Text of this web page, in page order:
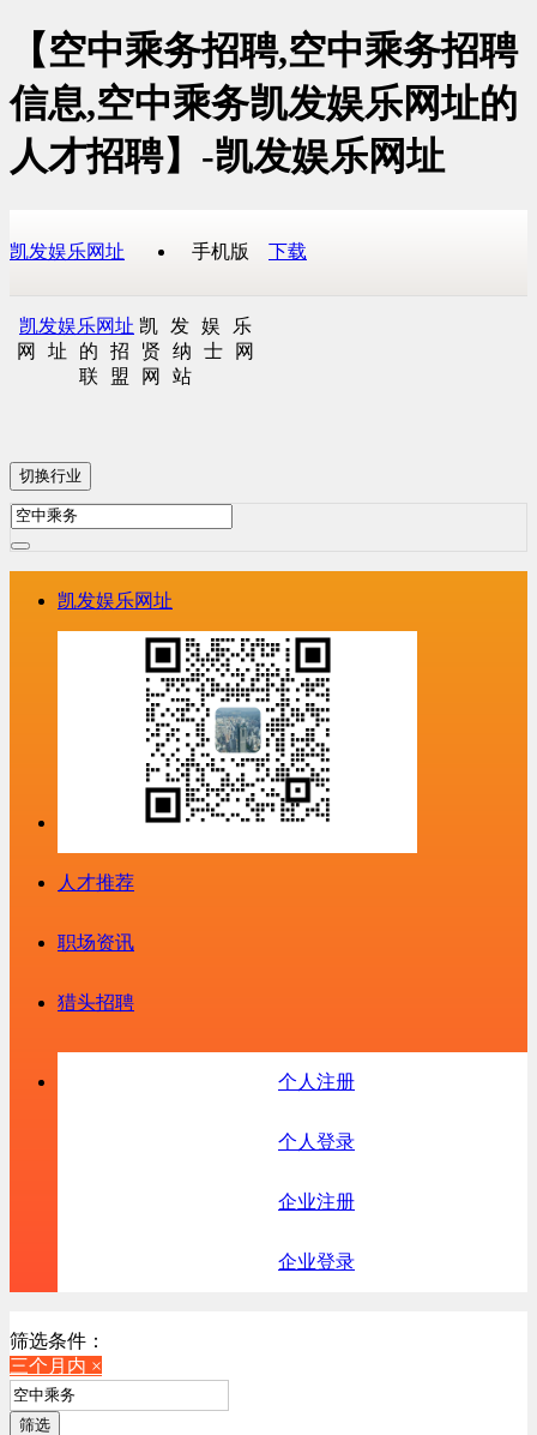
【空中乘务招聘,空中乘务招聘
信息,空中乘务凯发娱乐网址的
人才招聘】-凯发娱乐网址
凯发娱乐网址 手机版 下载
凯发娱乐网址 凯发娱乐
网址的招贤纳士网
联盟网站
切换行业
凯发娱乐网址
人才推荐
职场资讯
猎头招聘
个人注册
个人登录
企业注册
企业登录
筛选条件：
三个月内 ×
筛选